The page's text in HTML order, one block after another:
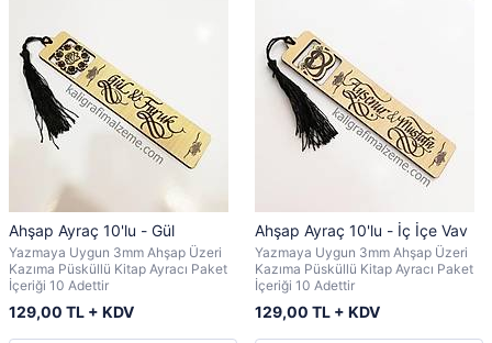
Ahşap Ayraç 10'lu - Gül
Yazmaya Uygun 3mm Ahşap Üzeri
Kazıma Püsküllü Kitap Ayracı Paket
İçeriği 10 Adettir
129,00 TL + KDV
Ahşap Ayraç 10'lu - İç İçe Vav
Yazmaya Uygun 3mm Ahşap Üzeri
Kazıma Püsküllü Kitap Ayracı Paket
İçeriği 10 Adettir
129,00 TL + KDV